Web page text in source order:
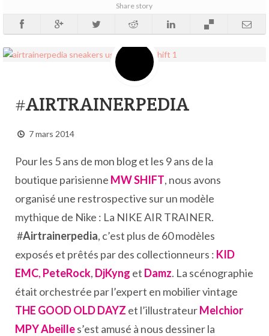
Share story
#AIRTRAINERPEDIA
7 mars 2014
Pour les 5 ans de mon blog et les 9 ans de la
boutique parisienne MW SHIFT, nous avons
organisé une restrospective sur un modèle
mythique de Nike : La NIKE AIR TRAINER.
#Airtrainerpedia, c’est plus de 60 modèles
exposés et prêtés par des collectionneurs : KID
EMC, PeteRock, DjKyng et Damz. La scénographie
était orchestrée par l’expert en mobilier vintage
THE GOOD OLD DAYZ et l’illustrateurMelchior
MPY Abeilles’est amusé à nous dessiner la